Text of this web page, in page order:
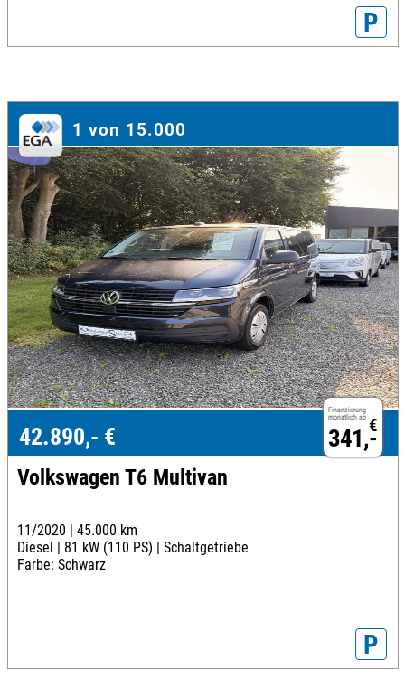
P
1 von 15.000
Finanzierung
monatlich ab €
341,-
42.890,- €
Volkswagen T6 Multivan
11/2020 | 45.000 km
Diesel | 81 kW (110 PS) | Schaltgetriebe
Farbe: Schwarz
P